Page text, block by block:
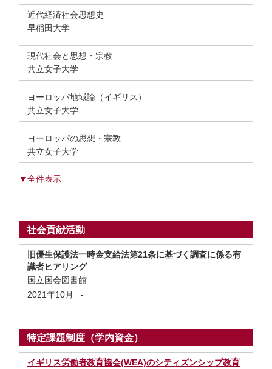
近代経済社会思想史
早稲田大学
現代社会と思想・宗教
共立女子大学
ヨーロッパ地域論（イギリス）
共立女子大学
ヨーロッパの思想・宗教
共立女子大学
▼全件表示
社会貢献活動
旧優生保護法一時金支給法第21条に基づく調査に係る有
識者ヒアリング
国立国会図書館
2021年10月
-
特定課題制度（学内資金）
イギリス労働者教育協会(WEA)のシティズンシップ教育